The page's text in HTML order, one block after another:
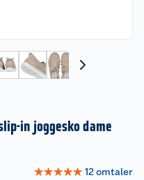
in joggesko dame
☆☆☆☆☆ 12omtaler